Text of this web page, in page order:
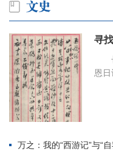
寻
恩
万之：我的“西游记”与“